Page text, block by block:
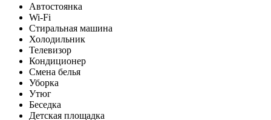
Автостоянка
Wi-Fi
Стиральная машина
Холодильник
Телевизор
Кондиционер
Смена белья
Уборка
Утюг
Беседка
Детская площадка